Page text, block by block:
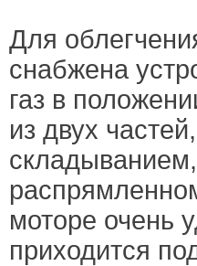
Для
снабжена
газ в
из двух
моторе очень
приходится